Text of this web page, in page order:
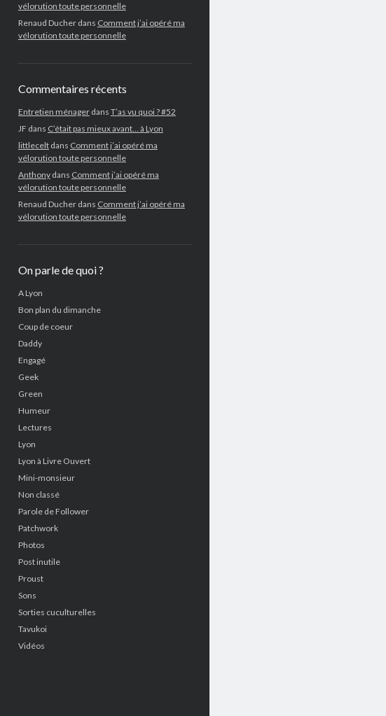
vélorution toute personnelle
Renaud Ducherdans Comment j’ai opéré ma
vélorution toute personnelle
Commentaires récents
Entretien ménagerdans T’as vu quoi ? #52
JF dans C’était pas mieux avant… à Lyon
littleceltdans Comment j’ai opéré ma
vélorution toute personnelle
Anthonydans Comment j’ai opéré ma
vélorution toute personnelle
Renaud Ducherdans Comment j’ai opéré ma
vélorution toute personnelle
On parle de quoi ?
A Lyon
Bon plan du dimanche
Coup de coeur
Daddy
Engagé
Geek
Green
Humeur
Lectures
Lyon
Lyon à Livre Ouvert
Mini-monsieur
Non classé
Parole de Follower
Patchwork
Photos
Post inutile
Proust
Sons
Sorties cuculturelles
Tavukoi
Vidéos